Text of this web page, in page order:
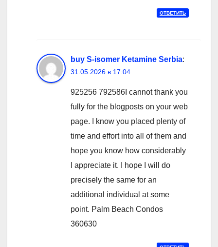
ОТВЕТИТЬ
buy S-isomer Ketamine Serbia:
31.05.2026 в 17:04
925256 792586I cannot thank you
fully for the blogposts on your web
page. I know you placed plenty of
time and effort into all of them and
hope you know how considerably
I appreciate it. I hope I will do
precisely the same for an
additional individual at some
point. Palm Beach Condos
360630